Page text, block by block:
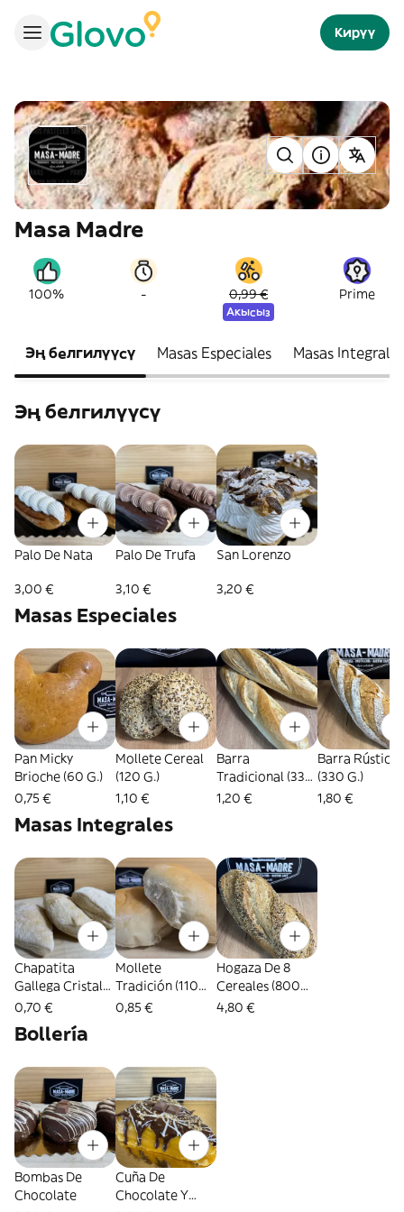
Кирүү
Masa Madre
100% - 0,99 €
Акысыз
Prime
Эң белгилүүсү Masas Especiales Masas Integrales
Эң белгилүүсү
Palo De Nata
3,00 €
Palo De Trufa
3,10 €
San Lorenzo
3,20 €
Masas Especiales
Pan Micky
Brioche (60 G.)
0,75 €
Mollete Cereal
(120 G.)
1,10 €
Barra
Tradicional (330
G.)
1,20 €
Barra Rústica
(330 G.)
1,80 €
Masas Integrales
Chapatita
Gallega Cristal
(80 G.)
0,70 €
Mollete
Tradición (110
G.)
0,85 €
Hogaza De 8
Cereales (800
G.)
4,80 €
Bollería
Bombas De
Chocolate
Cuña De
Chocolate Y